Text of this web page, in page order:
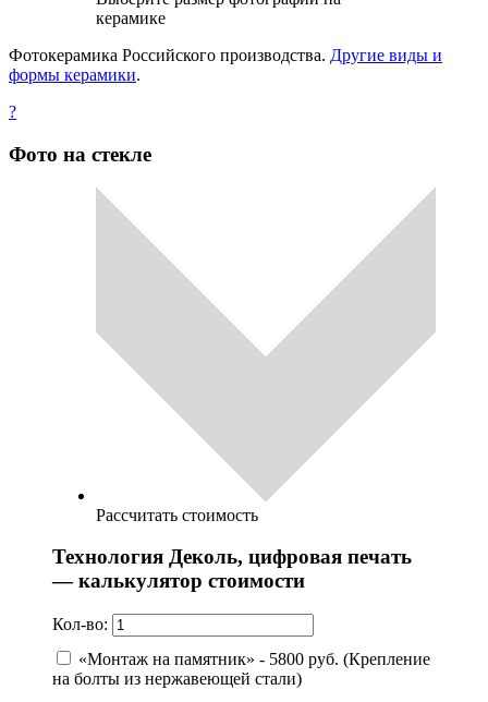
керамике
Фотокерамика Российского производства. Другие виды и
формы керамики.
?
Фото на стекле
Рассчитать стоимость
Технология Деколь, цифровая печать
— калькулятор стоимости
Кол-во:
«Монтаж на памятник» - 5800 руб. (Крепление
на болты из нержавеющей стали)